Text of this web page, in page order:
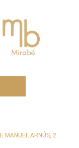
MANUEL ARNÚS, 2